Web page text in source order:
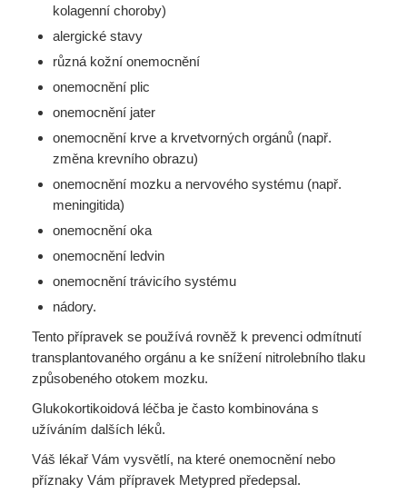
kolagenní choroby)
alergické stavy
různá kožní onemocnění
onemocnění plic
onemocnění jater
onemocnění krve a krvetvorných orgánů (např.
změna krevního obrazu)
onemocnění mozku a nervového systému (např.
meningitida)
onemocnění oka
onemocnění ledvin
onemocnění trávicího systému
nádory.
Tento přípravek se používá rovněž k prevenci odmítnutí
transplantovaného orgánu a ke snížení nitrolebního tlaku
způsobeného otokem mozku.
Glukokortikoidová léčba je často kombinována s
užíváním dalších léků.
Váš lékař Vám vysvětlí, na které onemocnění nebo
příznaky Vám přípravek Metypred předepsal.